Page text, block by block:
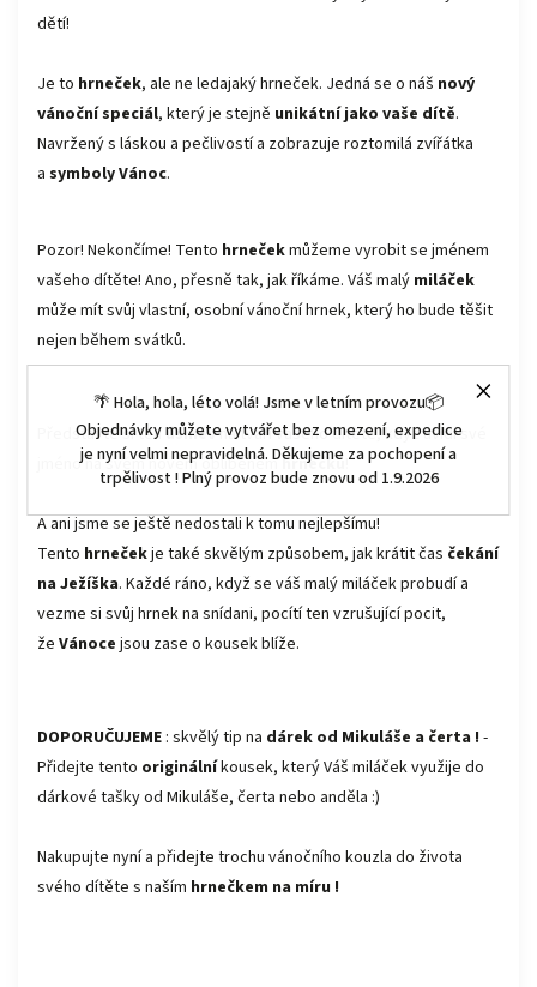
🌴 Hola, hola, léto volá! Jsme v letním provozu📦
Objednávky můžete vytvářet bez omezení, expedice
je nyní velmi nepravidelná. Děkujeme za pochopení a
trpělivost ! Plný provoz bude znovu od 1.9.2026
dětí!
Je to hrneček, ale ne ledajaký hrneček. Jedná se o náš nový
vánoční speciál, který je stejně unikátní jako vaše dítě.
Navržený s láskou a pečlivostí a zobrazuje roztomilá zvířátka
a symboly Vánoc.
Pozor! Nekončíme! Tento hrnečekmůžeme vyrobit se jménem
vašeho dítěte! Ano, přesně tak, jak říkáme. Váš malý miláček
může mít svůj vlastní, osobní vánoční hrnek, který ho bude těšit
nejen během svátků.
Představte si tenúsměvna tváři vašeho dítěte, když uvidí své
jméno na svém novém oblíbenémhrnečku
A ani jsme se ještě nedostali k tomu nejlepšímu!
Tento hrnečekje také skvělým způsobem, jak krátit čas čekání
na Ježíška. Každé ráno, když se váš malý miláček probudí a
vezme si svůj hrnek na snídani, pocítí ten vzrušující pocit,
že Vánoce jsou zase o kousek blíže.
DOPORUČUJEME : skvělý tip na dárek od Mikuláše a čerta ! -
Přidejte tento originálníkousek, který Váš miláček využije do
dárkové tašky od Mikuláše, čerta nebo anděla :)
Nakupujte nyní a přidejte trochu vánočního kouzla do života
svého dítěte s naším hrnečkem na míru !